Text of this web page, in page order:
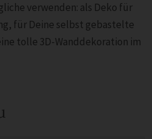
verwenden: als Deko für
für Deine selbst gebastelte
tolle 3D-Wanddekoration im